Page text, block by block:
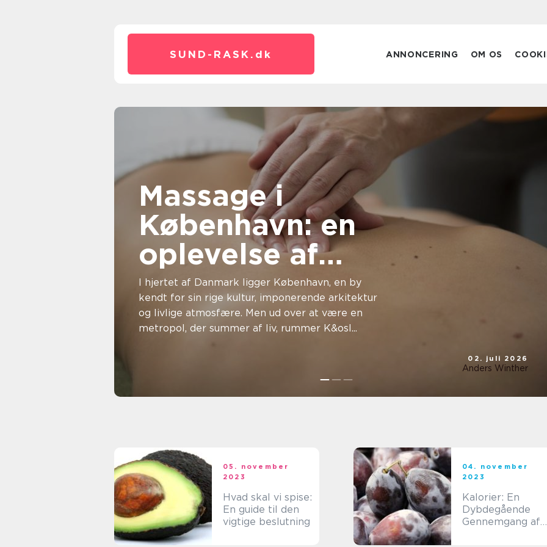
SUND-RASK. dk ANNONCERING OM OS
Massage i
København: en
oplevelse af
afslapning og
velvære
I hjertet af Danmark ligger København, en by
kendt for sin rige kultur, imponerende arkitektur
og livlige atmosfære. Men ud over at være en
metropol, der summer af liv, rummer K&osl...
02. juli 2026
Anders Winther
05. november
2023
Hvad skal vi spise:
En guide til den
vigtige beslutning
04. november
2023
Kalorier: En
Dybdegående
Gennemgang af